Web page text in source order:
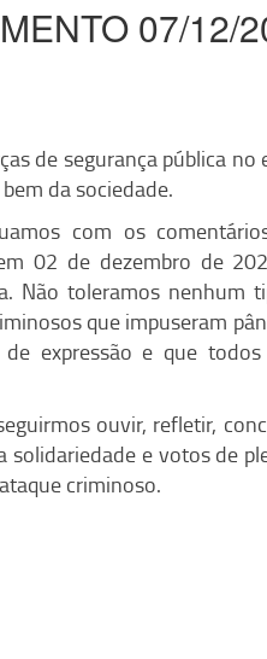
07/12/
de segurança pública no
da sociedade.
com os
02 de dezembro de
Não toleramos nenhum
que impuseram
expressão e que
ouvir, refletir,
e votos de
criminoso.